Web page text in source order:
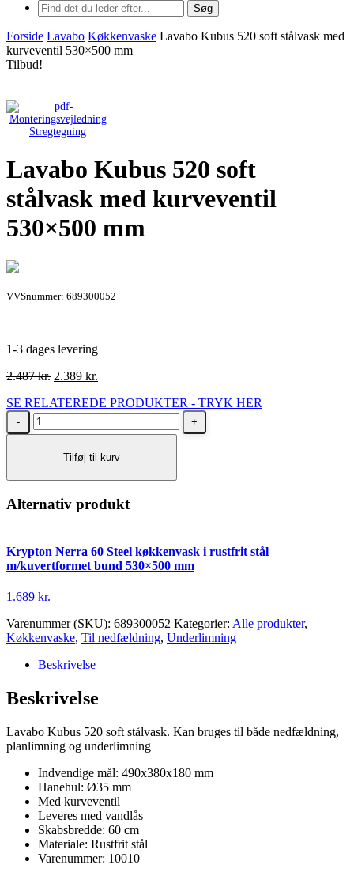
Søg
Forside Lavabo Køkkenvaske Lavabo Kubus 520 soft stålvask med
kurveventil 530×500 mm
Tilbud!
Stregtegning
Lavabo Kubus 520 soft
stålvask med kurveventil
530×500 mm
VVSnummer: 689300052
1-3 dages levering
2.487kr. Den
pris
var:
2.487 kr..
2.389 kr.
pris
er:
2.389 kr..
SE RELATEREDE PRODUKTER - TRYK HER
Lavabo
Kubus
kurveventil
530x500
antal
Tilføj til kurv
Alternativ produkt
Krypton Nerra 60 Steel køkkenvask i rustfrit stål
m/kuvertformet bund 530×500 mm
1.689 kr.
Varenummer (SKU): 689300052 Kategorier: Alle produkter,
Køkkenvaske, Til nedfældning, Underlimning
Beskrivelse
Beskrivelse
Lavabo Kubus 520 soft stålvask. Kan bruges til både nedfældning,
planlimning og underlimning
Indvendige mål: 490x380x180 mm
Hanehul: Ø35 mm
Med kurveventil
Leveres med vandlås
Skabsbredde: 60 cm
Materiale: Rustfrit stål
Varenummer: 10010